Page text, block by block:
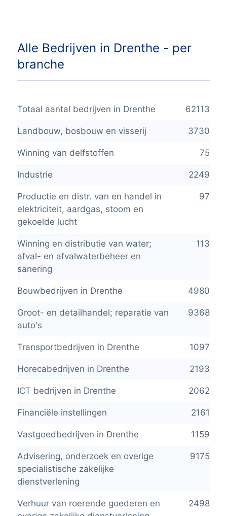
Alle Bedrijven in Drenthe - per
branche
Totaal aantal bedrijven in Drenthe 62113
Landbouw, bosbouw en visserij 3730
Winning van delfstoffen 75
Industrie 2249
Productie en distr. van en handel in
elektriciteit, aardgas, stoom en
gekoelde lucht
97
Winning en distributie van water;
afval- en afvalwaterbeheer en
sanering
113
Bouwbedrijven in Drenthe 4980
Groot- en detailhandel; reparatie van
auto's
9368
Transportbedrijven in Drenthe 1097
Horecabedrijven in Drenthe 2193
ICT bedrijven in Drenthe 2062
Financiële instellingen 2161
Vastgoedbedrijven in Drenthe 1159
Advisering, onderzoek en overige
specialistische zakelijke
dienstverlening
9175
Verhuur van roerende goederen en
2498